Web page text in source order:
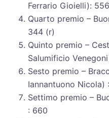
Ferrario Gioielli): 556
Quarto premio –
344 (r)
Quinto premio –
Salumificio
Sesto premio –
Iannantuono Nicola)
Settimo premio –
: 660